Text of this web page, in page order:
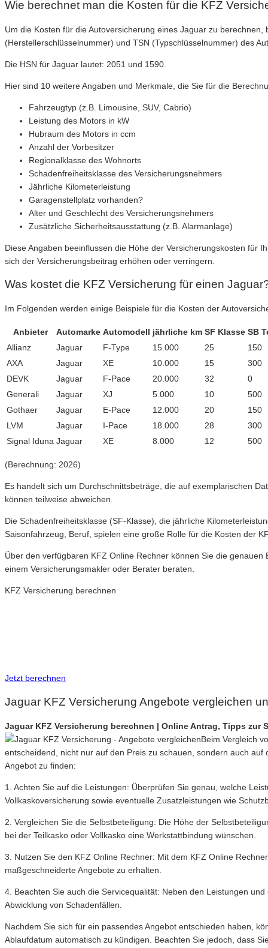
Wie berechnet man die Kosten für die KFZ
Um die Kosten für die Autoversicherung eines Jaguar zu
(Herstellerschlüsselnummer) und TSN (Typschlüsselnummer) des
Die HSN für Jaguar lautet: 2051 und 1590.
Hier sind 10 weitere Angaben und Merkmale, die Sie für die
Fahrzeugtyp (z.B. Limousine, SUV, Cabrio)
Leistung des Motors in kW
Hubraum des Motors in ccm
Anzahl der Vorbesitzer
Regionalklasse des Wohnorts
Schadenfreiheitsklasse des Versicherungsnehmers
Jährliche Kilometerleistung
Garagenstellplatz vorhanden?
Alter und Geschlecht des Versicherungsnehmers
Zusätzliche Sicherheitsausstattung (z.B. Alarmanlage)
Diese Angaben beeinflussen die Höhe der Versicherungskosten für
sich der Versicherungsbeitrag erhöhen oder verringern.
Was kostet die KFZ Versicherung für einen
Im Folgenden werden einige Beispiele für die Kosten der
Anbieter Automarke Automodell jährliche km SF Klasse SB
Allianz
Jaguar F-Type 15.000 25
150
AXA
Jaguar XE 10.000 15
300
DEVK
Jaguar F-Pace 20.000 32
0
Generali
Jaguar XJ 5.000 10
500
Gothaer
Jaguar E-Pace 12.000 20
150
LVM
Jaguar I-Pace 18.000 28
300
Signal Iduna Jaguar XE 8.000 12 500
(Berechnung: 2026)
Es handelt sich um Durchschnittsbeträge, die auf exemplarischen
können teilweise abweichen.
Die Schadenfreiheitsklasse (SF-Klasse), die jährliche
Saisonfahrzeug, Beruf, spielen eine große Rolle für die Kosten der
Über den verfügbaren KFZ Online Rechner können Sie die
einem Versicherungsmakler oder Berater beraten.
KFZ Versicherung berechnen
Jetzt berechnen
Jaguar KFZ Versicherung Angebote vergleichen
Jaguar KFZ Versicherung berechnen | Online Antrag, Tipps zur
Beim Vergleich
entscheidend, nicht nur auf den Preis zu schauen, sondern auch
Angebot zu finden:
1. Achten Sie auf die Leistungen: Überprüfen Sie genau, welche
Vollkaskoversicherung sowie eventuelle Zusatzleistungen wie
2. Vergleichen Sie die Selbstbeteiligung: Die Höhe der
bei der Teilkasko oder Vollkasko eine Werkstattbindung wünschen.
3. Nutzen Sie den KFZ Online Rechner: Mit dem KFZ Online
maßgeschneiderte Angebote zu erhalten.
4. Beachten Sie auch die Servicequalität: Neben den Leistungen
Abwicklung von Schadenfällen.
Nachdem Sie sich für ein passendes Angebot entschieden haben,
Ablaufdatum automatisch zu kündigen. Beachten Sie jedoch, dass